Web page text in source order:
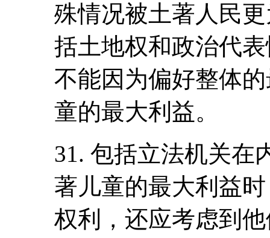
殊情况被土著人民
括土地权和政治代
不能因为偏好整体
童的最大利益。
31. 包括立法机关在
著儿童的最大利益
权利，还应考虑到